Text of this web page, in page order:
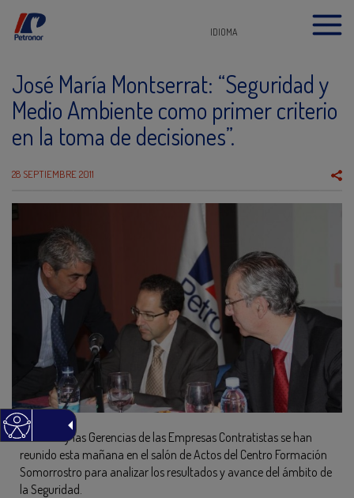
IDIOMA
José María Montserrat: “Seguridad y
Medio Ambiente como primer criterio
en la toma de decisiones”.
28 SEPTIEMBRE 2011
Petronor y las Gerencias de las Empresas Contratistas se han
reunido esta mañana en el salón de Actos del Centro Formación
Somorrostro para analizar los resultados y avance del ámbito de
la Seguridad.